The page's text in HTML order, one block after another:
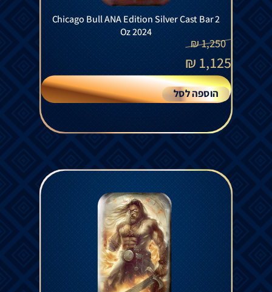
Chicago Bull ANA Edition Silver Cast Bar 2
Oz 2024
1,250
₪
1,125
₪
הוספה לסל